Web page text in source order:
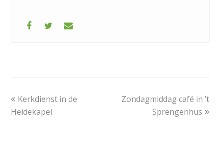
previous
post:
Kerkdienst in de
Heidekapel
next
Zondagmiddag café in ’t
Sprengenhus